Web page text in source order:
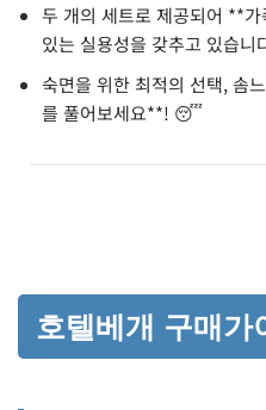
두 개의 세트로 제공되어 **
있는 실용성을 갖추고 있습니
숙면을 위한 최적의 선택, 솜
를 풀어보세요**! 😴
호텔베개 구매가